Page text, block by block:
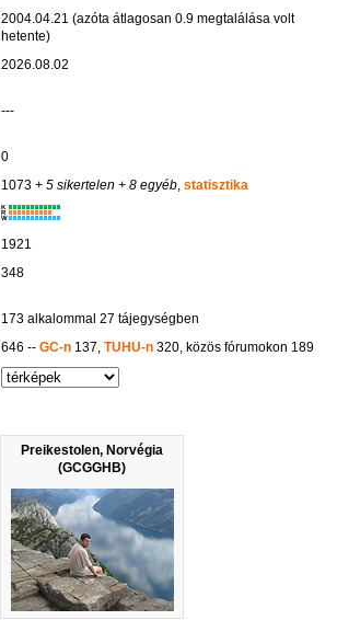
Preikestolen, Norvégia
(GCGGHB)
2004.04.21 (azóta átlagosan 0.9 megtalálása volt
hetente)
2026.08.02
---
0
1073 + 5 sikertelen + 8 egyéb,statisztika
K
R
W
1921
348
173 alkalommal 27 tájegységben
646 --GC-n 137,TUHU-n 320, közös fórumokon 189